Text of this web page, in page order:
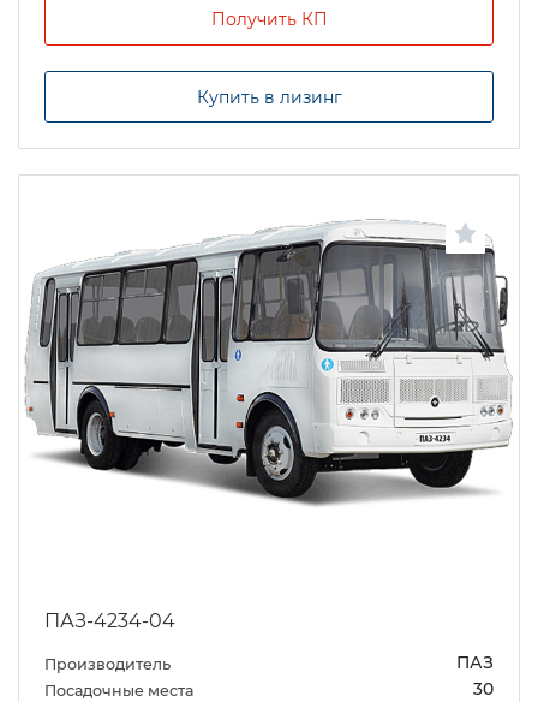
Получить КП
Купить в лизинг
ПАЗ-4234-04
Производитель ПАЗ
Посадочные места 30